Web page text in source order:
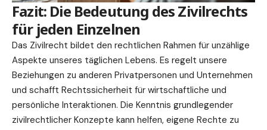
Fazit: Die Bedeutung des Zivilrechts
für jeden Einzelnen
Das Zivilrecht bildet den rechtlichen Rahmen für unzählige
Aspekte unseres täglichen Lebens. Es regelt unsere
Beziehungen zu anderen Privatpersonen und Unternehmen
und schafft Rechtssicherheit für wirtschaftliche und
persönliche Interaktionen. Die Kenntnis grundlegender
zivilrechtlicher Konzepte kann helfen, eigene Rechte zu